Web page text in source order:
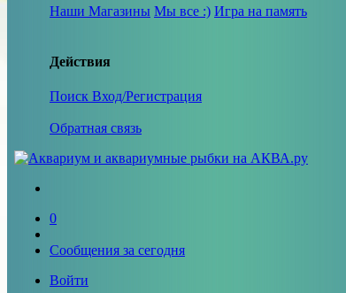
Наши Магазины Мы все :) Игра на память
Действия
Поиск Вход/Регистрация
Обратная связь
0
Сообщения за сегодня
Войти